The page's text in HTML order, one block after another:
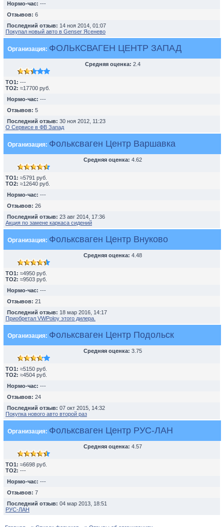
Нормо-час: ---
Отзывов: 6
Последний отзыв: 14 ноя 2014, 01:07
Покупал новый авто в Genser Ясенево
Организация: ФОЛЬКСВАГЕН ЦЕНТР ЗАПАД
Средняя оценка: 2.4
TO1: ---
TO2: ≈17700 руб.
Нормо-час: ---
Отзывов: 5
Последний отзыв: 30 ноя 2012, 11:23
О Сервисе в ФВ Запад
Организация: Фольксваген Центр Варшавка
Средняя оценка: 4.62
TO1: ≈5791 руб.
TO2: ≈12640 руб.
Нормо-час: ---
Отзывов: 26
Последний отзыв: 23 авг 2014, 17:36
Акция по замене каркаса сидений
Организация: Фольксваген Центр Внуково
Средняя оценка: 4.48
TO1: ≈4950 руб.
TO2: ≈9503 руб.
Нормо-час: ---
Отзывов: 21
Последний отзыв: 18 мар 2016, 14:17
Приобретал VWPoloу этого дилера.
Организация: Фольксваген Центр Подольск
Средняя оценка: 3.75
TO1: ≈5150 руб.
TO2: ≈4504 руб.
Нормо-час: ---
Отзывов: 24
Последний отзыв: 07 окт 2015, 14:32
Покупка нового авто второй раз
Организация: Фольксваген Центр РУС-ЛАН
Средняя оценка: 4.57
TO1: ≈6698 руб.
TO2: ---
Нормо-час: ---
Отзывов: 7
Последний отзыв: 04 мар 2013, 18:51
РУС-ЛАН